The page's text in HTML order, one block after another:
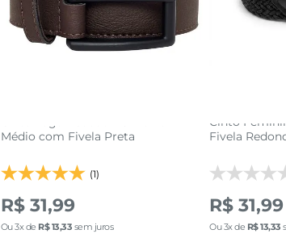
P M G
Médio com Fivela Preta
(1)
R$ 31,99
Ou3x de R$13,33 sem juros
Cinto
Fivela
R$ 31,99
Ou3x de R$13,33